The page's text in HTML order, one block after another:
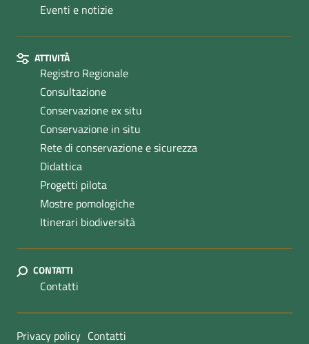
Eventi e notizie
ATTIVITÀ
Registro Regionale
Consultazione
Conservazione ex situ
Conservazione in situ
Rete di conservazione e sicurezza
Didattica
Progetti pilota
Mostre pomologiche
Itinerari biodiversità
CONTATTI
Contatti
Sezione Link Utili
Privacy policy Contatti